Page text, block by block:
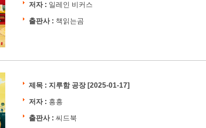
저자 : 일레인 비커스
출판사 : 책읽는곰
제목 : 지루함 공장[2025-01-17]
저자 : 흥흥
출판사 : 씨드북